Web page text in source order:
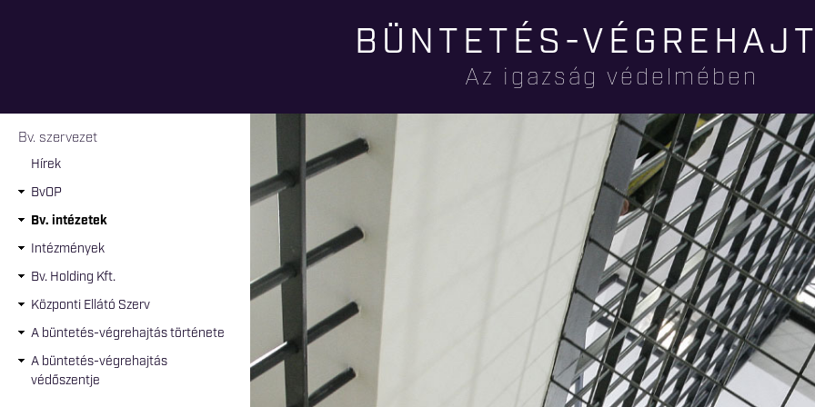
tartalomra
BÜNTETÉS-
Az igazság védelmében
Jelenlegi hely
Bv. szervezet
Hírek
BvOP
Bv. intézetek
Intézmények
Bv. Holding Kft.
Központi Ellátó Szerv
A büntetés-végrehajtás története
A büntetés-végrehajtás
védőszentje